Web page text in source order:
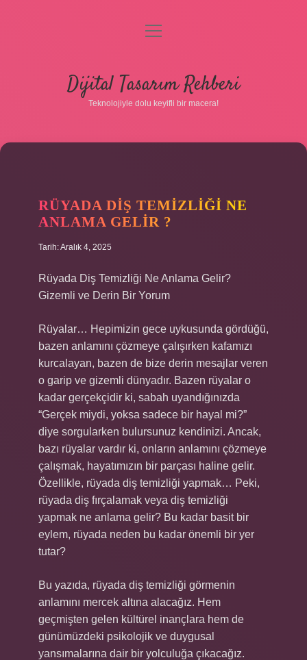
Gizlilik Politikası
Hakkımızda
menüyü
Dijital Tasarım Rehberi
Teknolojiyle dolu keyifli bir macera!
RÜYADA DIŞ TEMIZLIĞI NE
ANLAMA GELIR ?
Tarih: Aralık 4, 2025
Rüyada Diş Temizliği Ne Anlama Gelir?
Gizemli ve Derin Bir Yorum
Rüyalar… Hepimizin gece uykusunda gördüğü,
bazen anlamını çözmeye çalışırken kafamızı
kurcalayan, bazen de bize derin mesajlar veren
o garip ve gizemli dünyadır. Bazen rüyalar o
kadar gerçekçidir ki, sabah uyandığınızda
“Gerçek miydi, yoksa sadece bir hayal mi?”
diye sorgularken bulursunuz kendinizi. Ancak,
bazı rüyalar vardır ki, onların anlamını çözmeye
çalışmak, hayatımızın bir parçası haline gelir.
Özellikle, rüyada diş temizliği yapmak… Peki,
rüyada diş fırçalamak veya diş temizliği
yapmak ne anlama gelir? Bu kadar basit bir
eylem, rüyada neden bu kadar önemli bir yer
tutar?
Bu yazıda, rüyada diş temizliği görmenin
anlamını mercek altına alacağız. Hem
geçmişten gelen kültürel inançlara hem de
günümüzdeki psikolojik ve duygusal
yansımalarına dair bir yolculuğa çıkacağız.